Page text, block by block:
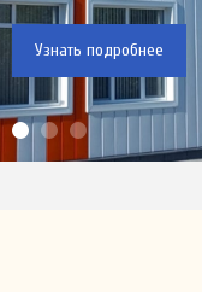
Узнать подробнее